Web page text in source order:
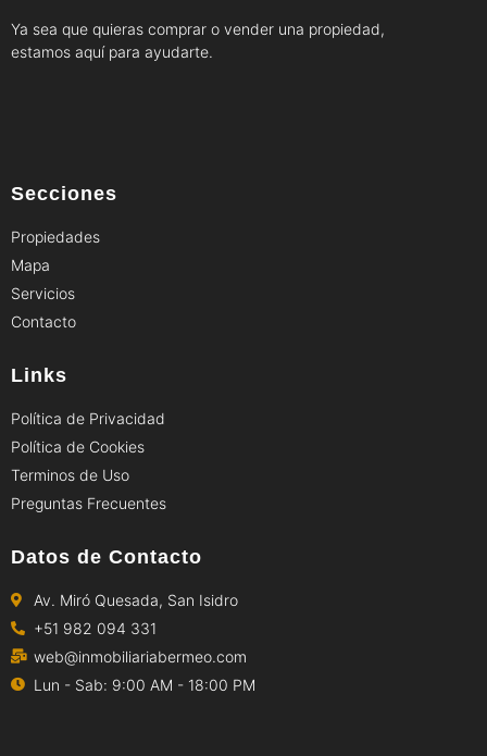
Ya sea que quieras comprar o vender una propiedad,
estamos aquí para ayudarte.
Secciones
Propiedades
Mapa
Servicios
Contacto
Links
Política de Privacidad
Política de Cookies
Terminos de Uso
Preguntas Frecuentes
Datos de Contacto
Av. Miró Quesada, San Isidro
+51 982 094 331
web@inmobiliariabermeo.com
Lun - Sab: 9:00 AM - 18:00 PM